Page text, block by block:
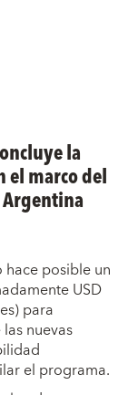
la
el marco del
posible un
USD
para
nuevas
el programa.